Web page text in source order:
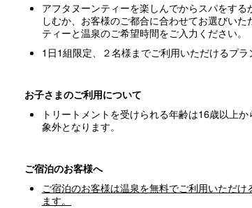
アフタヌーンティーを楽しんでからスパをす
しむか、お客様のご都合に合わせてお選びい
ティーと温泉のご希望時間をご入力ください。
1日1組限定、２名様までご利用いただけるプラ
お子さまのご利用について
トリートメントを受けられる年齢は16歳以上
象外となります。
ご宿泊のお客様へ
ご宿泊のお客様は温泉を無料でご利用いただ
ます。